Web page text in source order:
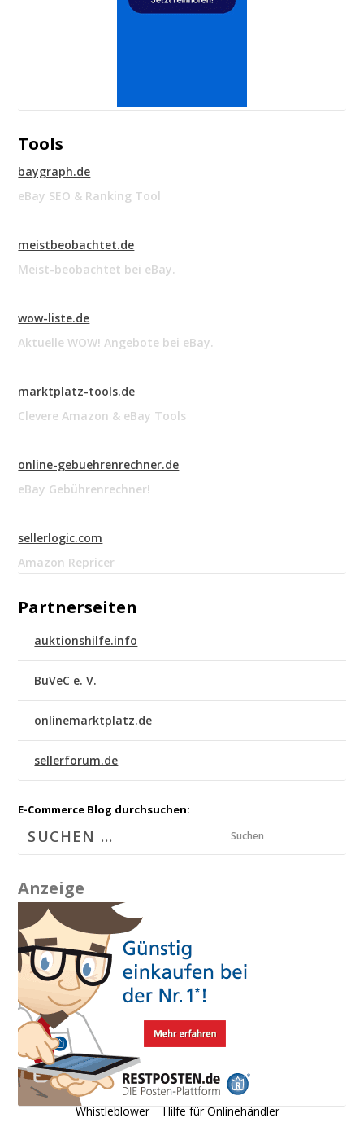
Tools
baygraph.de
eBay SEO & Ranking Tool
meistbeobachtet.de
Meist-beobachtet bei eBay.
wow-liste.de
Aktuelle WOW! Angebote bei eBay.
marktplatz-tools.de
Clevere Amazon & eBay Tools
online-gebuehrenrechner.de
eBay Gebührenrechner!
sellerlogic.com
Amazon Repricer
Partnerseiten
auktionshilfe.info
BuVeC e. V.
onlinemarktplatz.de
sellerforum.de
E-Commerce Blog durchsuchen:
Suchen
Anzeige
Whistleblower
Hilfe für Onlinehändler